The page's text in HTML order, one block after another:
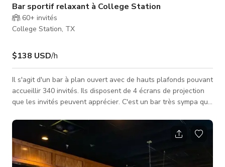
Bar sportif relaxant à College Station
60+ invités
College Station, TX
$138 USD/h
Il s'agit d'un bar à plan ouvert avec de hauts plafonds pouvant
accueillir 340 invités. Ils disposent de 4 écrans de projection
que les invités peuvent apprécier. C'est un bar très sympa qui
fêtes, mariages et dîners.